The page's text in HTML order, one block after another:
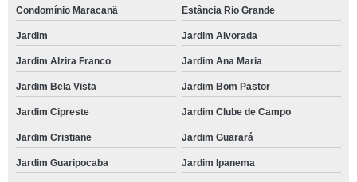
Condomínio Maracanã Estância Rio Grande
Jardim Jardim Alvorada
Jardim Alzira Franco Jardim Ana Maria
Jardim Bela Vista Jardim Bom Pastor
Jardim Cipreste Jardim Clube de Campo
Jardim Cristiane Jardim Guarará
Jardim Guaripocaba Jardim Ipanema